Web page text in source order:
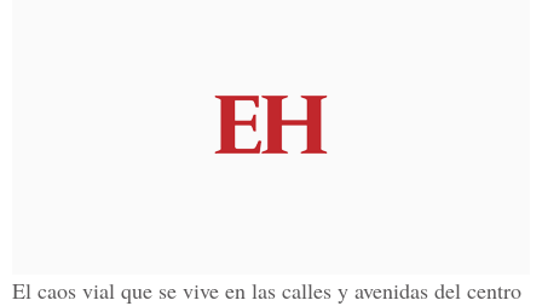
El caos vial que se vive en las calles y avenidas del centro